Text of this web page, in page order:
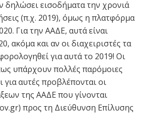
δηλώσει εισοδήματα την χρονιά
(π.χ. 2019), όμως η πλατφόρμα
Για την ΑΑΔΕ, αυτά είναι
ακόμα και αν οι διαχειριστές τα
για αυτά το 2019! Οι
υπάρχουν πολλές παρόμοιες
για αυτές προβλέπονται οι
της ΑΑΔΕ που γίνονται
προς τη Διεύθυνση Επίλυσης